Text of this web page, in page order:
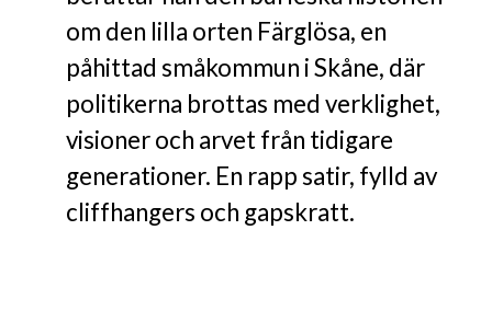
om den lilla orten Färglösa, en
påhittad småkommun i Skåne, där
politikerna brottas med verklighet,
visioner och arvet från tidigare
generationer. En rapp satir, fylld av
cliffhangers och gapskratt.